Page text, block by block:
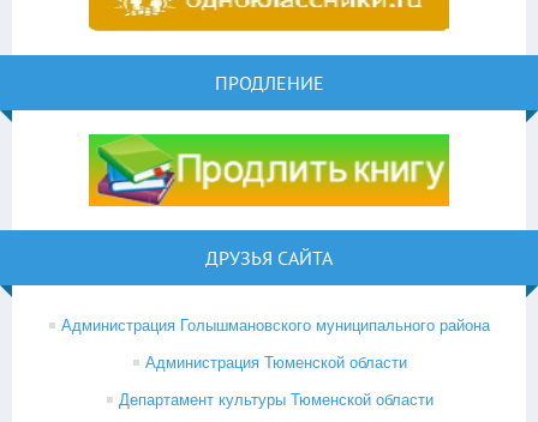
ПРОДЛЕНИЕ
ДРУЗЬЯ САЙТА
Администрация Голышмановского муниципального района
Администрация Тюменской области
Департамент культуры Тюменской области